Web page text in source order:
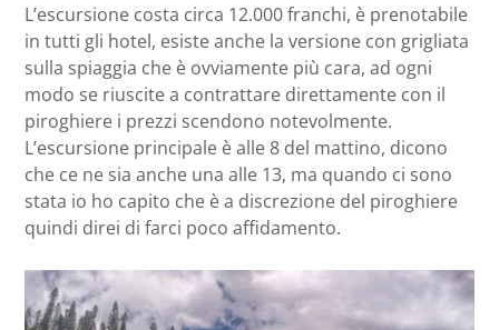
L’escursione costa circa 12.000 franchi, è prenotabile
in tutti gli hotel, esiste anche la versione con grigliata
sulla spiaggia che è ovviamente più cara, ad ogni
modo se riuscite a contrattare direttamente con il
piroghiere i prezzi scendono notevolmente.
L’escursione principale è alle 8 del mattino, dicono
che ce ne sia anche una alle 13, ma quando ci sono
stata io ho capito che è a discrezione del piroghiere
quindi direi di farci poco affidamento.